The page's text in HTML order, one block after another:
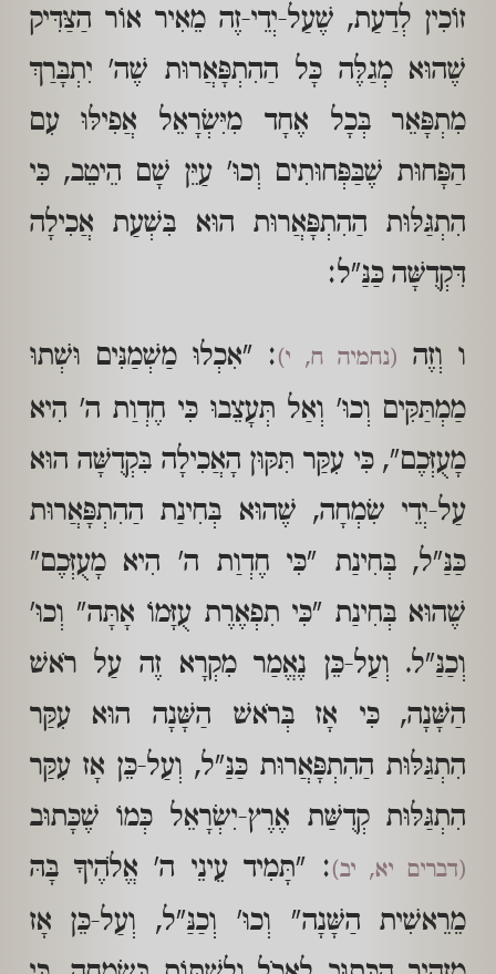
זוֹכִין לְדַעַת, שֶׁעַל-יְדֵי-זֶה מֵאִיר אוֹר הַצַּדִּיק
שֶׁהוּא מְגַלֶּה כָּל הַהִתְפָּאֲרוּת שֶׁה' יִתְבָּרַךְ
מִתְפָּאֵר בְּכָל אֶחָד מִיִּשְׂרָאֵל אֲפִילּוּ עִם
הַפָּחוּת שֶׁבַּפְּחוּתִים וְכוּ' עַיֵּן שָׁם הֵיטֵב, כִּי
הִתְגַּלּוּת הַהִתְפָּאֲרוּת הוּא בִּשְׁעַת אֲכִילָה
דִּקְדֻשָּׁה כַּנַּ"ל:
ו וְזֶה (נחמיה ח, י): "אִכְלוּ מַשְׁמַנִּים וּשְׁתוּ
מַמְתַּקִּים וְכוּ' וְאַל תְּעָצֵבוּ כִּי חֶדְוַת ה' הִיא
מָעֻזְּכֶם", כִּי עִקַּר תִּקּוּן הָאֲכִילָה בִּקְדֻשָּׁה הוּא
עַל-יְדֵי שִׂמְחָה, שֶׁהוּא בְּחִינַת הַהִתְפָּאֲרוּת
כַּנַּ"ל, בְּחִינַת "כִּי חֶדְוַת ה' הִיא מָעֻזְּכֶם"
שֶׁהוּא בְּחִינַת "כִּי תִפְאֶרֶת עֻזָּמוֹ אָתָּה" וְכוּ'
וְכַנַּ"ל. וְעַל-כֵּן נֶאֱמַר מִקְרָא זֶה עַל רֹאשׁ
הַשָּׁנָה, כִּי אָז בְּרֹאשׁ הַשָּׁנָה הוּא עִקַּר
הִתְגַּלּוּת הַהִתְפָּאֲרוּת כַּנַּ"ל, וְעַל-כֵּן אָז עִקַּר
הִתְגַּלּוּת קְדֻשַּׁת אֶרֶץ-יִשְׂרָאֵל כְּמוֹ שֶׁכָּתוּב
(דברים יא, יב): "תָּמִיד עֵינֵי ה' אֱלֹהֶיךָ בָּהּ
מֵרֵאשִׁית הַשָּׁנָה" וְכוּ' וְכַנַּ"ל, וְעַל-כֵּן אָז